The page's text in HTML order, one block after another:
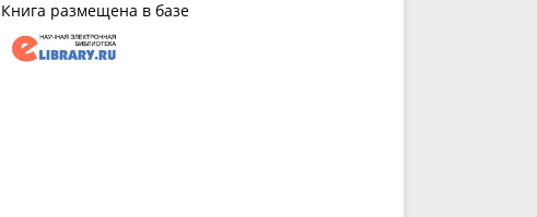
Книга размещена в базе